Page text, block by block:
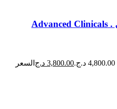
سيروم الكولاجين – 52 مل . Advanced Clinicals
3,800.00 د.ج السعر